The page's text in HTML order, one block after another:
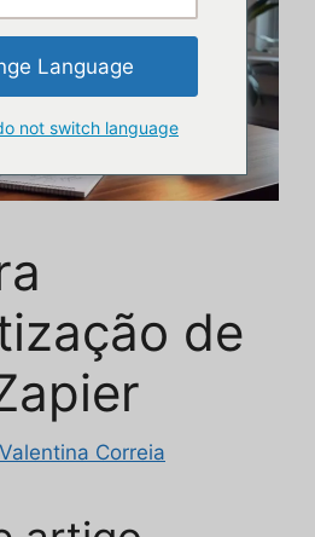
de
Valentina Correia
Language
not switch language